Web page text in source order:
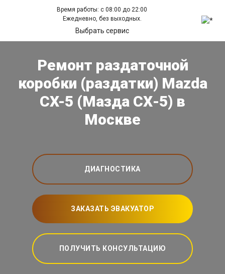
Время работы: с 08:00 до 22:00
Ежедневно, без выходных.
Выбрать сервис
Ремонт раздаточной
коробки (раздатки) Mazda
CX-5 (Мазда СХ-5) в
Москве
ДИАГНОСТИКА
ЗАКАЗАТЬ ЭВАКУАТОР
ПОЛУЧИТЬ КОНСУЛЬТАЦИЮ